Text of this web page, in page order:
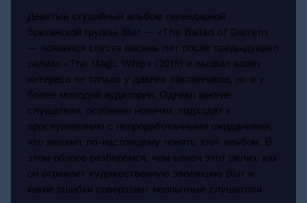
Девятый студийный альбом легендарной
британской группы Blur — «The Ballad of Darren»
— появился спустя восемь лет после предыдущего
релиза «The Magic Whip» (2015) и вызвал волну
интереса не только у давних поклонников, но и у
более молодой аудитории. Однако многие
слушатели, особенно новички, подходят к
прослушиванию с непроработанными ожиданиями,
что мешает по-настоящему понять этот альбом. В
этом обзоре разберёмся, чем ценен этот релиз, как
он отражает художественную эволюцию Blur и
какие ошибки совершают неопытные слушатели